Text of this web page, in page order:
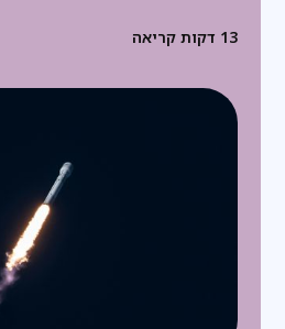
13 דקות קריאה